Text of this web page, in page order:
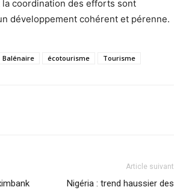
la coordination des efforts sont
développement cohérent et pérenne.
Balénaire écotourisme Tourisme
Article suivant
Nigéria : trend haussier des